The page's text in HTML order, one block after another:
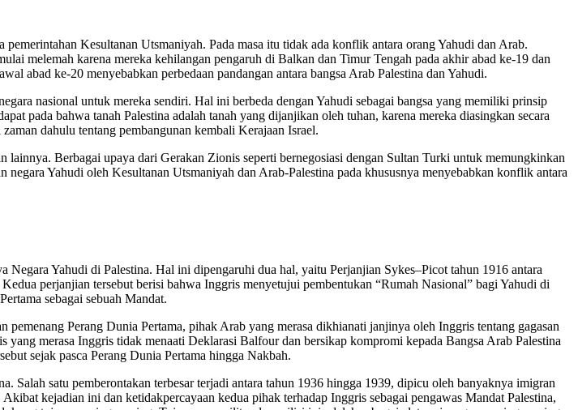
Kesultanan Utsmaniyah. Pada masa itu tidak ada konflik antara orang Yahudi dan Arab.
melemah karena mereka kehilangan pengaruh di Balkan dan Timur Tengah pada akhir abad ke-19 dan
abad ke-20 menyebabkan perbedaan pandangan antara bangsa Arab Palestina dan Yahudi.
nasional untuk mereka sendiri. Hal ini berbeda dengan Yahudi sebagai bangsa yang memiliki prinsip
pada bahwa tanah Palestina adalah tanah yang dijanjikan oleh tuhan, karena mereka diasingkan secara
dahulu tentang pembangunan kembali Kerajaan Israel.
Berbagai upaya dari Gerakan Zionis seperti bernegosiasi dengan Sultan Turki untuk memungkinkan
Yahudi oleh Kesultanan Utsmaniyah dan Arab-Palestina pada khususnya menyebabkan konflik antara
Yahudi di Palestina. Hal ini dipengaruhi dua hal, yaitu Perjanjian Sykes–Picot tahun 1916 antara
perjanjian tersebut berisi bahwa Inggris menyetujui pembentukan “Rumah Nasional” bagi Yahudi di
sebagai sebuah Mandat.
Perang Dunia Pertama, pihak Arab yang merasa dikhianati janjinya oleh Inggris tentang gagasan
merasa Inggris tidak menaati Deklarasi Balfour dan bersikap kompromi kepada Bangsa Arab Palestina
sejak pasca Perang Dunia Pertama hingga Nakbah.
Salah satu pemberontakan terbesar terjadi antara tahun 1936 hingga 1939, dipicu oleh banyaknya imigran
kejadian ini dan ketidakpercayaan kedua pihak terhadap Inggris sebagai pengawas Mandat Palestina,